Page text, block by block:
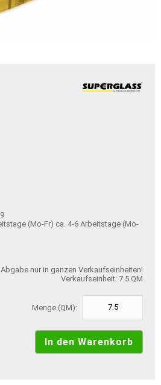
9
ca. 4-6 Arbeitstage (Mo-
Abgabe nur in ganzen Verkaufseinheiten!
Verkaufseinheit: 7.5 QM
Menge (QM):